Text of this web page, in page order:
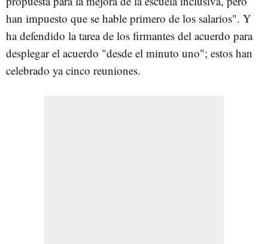
han impuesto que se hable primero de los salarios". Y
ha defendido la tarea de los firmantes del acuerdo para
desplegar el acuerdo "desde el minuto uno"; estos han
celebrado ya cinco reuniones.